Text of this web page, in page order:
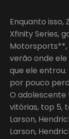
Enquanto
Xfinity Series,
Motorsports**,
verão onde
que ele
por pouco
O adolescente
vitórias, top 5,
Larson,
Larson,